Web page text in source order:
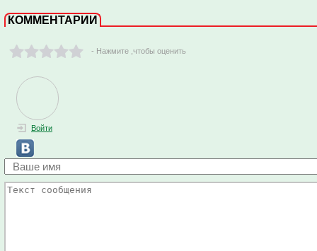
КОММЕНТАРИИ
- Нажмите ,чтобы оценить
Войти